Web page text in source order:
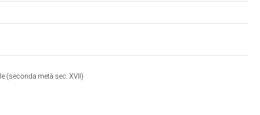
(seconda metà sec. XVII)